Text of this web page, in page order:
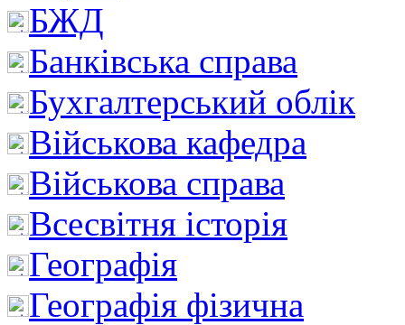
БЖД
Банківська справа
Бухгалтерський облік
Військова кафедра
Військова справа
Всесвітня історія
Географія
Географія фізична